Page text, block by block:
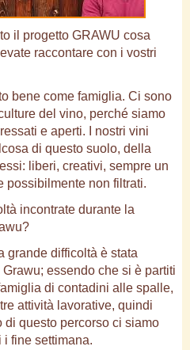
il progetto GRAWU cosa
raccontare con i vostri
bene come famiglia. Ci sono
del vino, perché siamo
e aperti. I nostri vini
di questo suolo, della
liberi, creativi, sempre un
possibilmente non filtrati.
incontrate durante la
grande difficoltà è stata
essendo che si è partiti
di contadini alle spalle,
attività lavorative, quindi
di questo percorso ci siamo
i fine settimana.